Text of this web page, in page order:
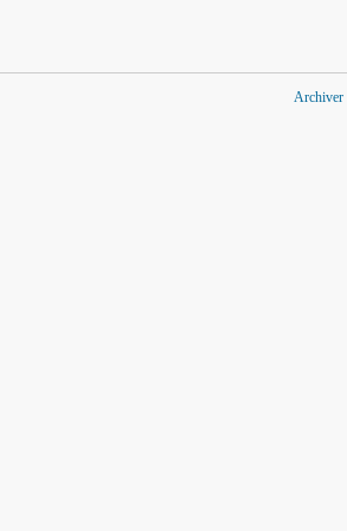
Archiver